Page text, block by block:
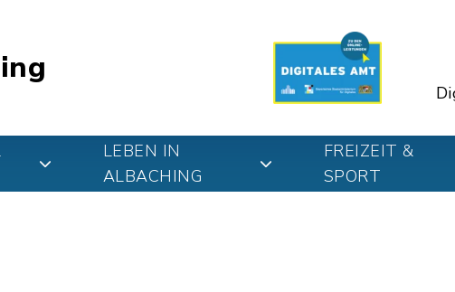
LEBEN IN
ALBACHING
FREIZEIT &
SPORT